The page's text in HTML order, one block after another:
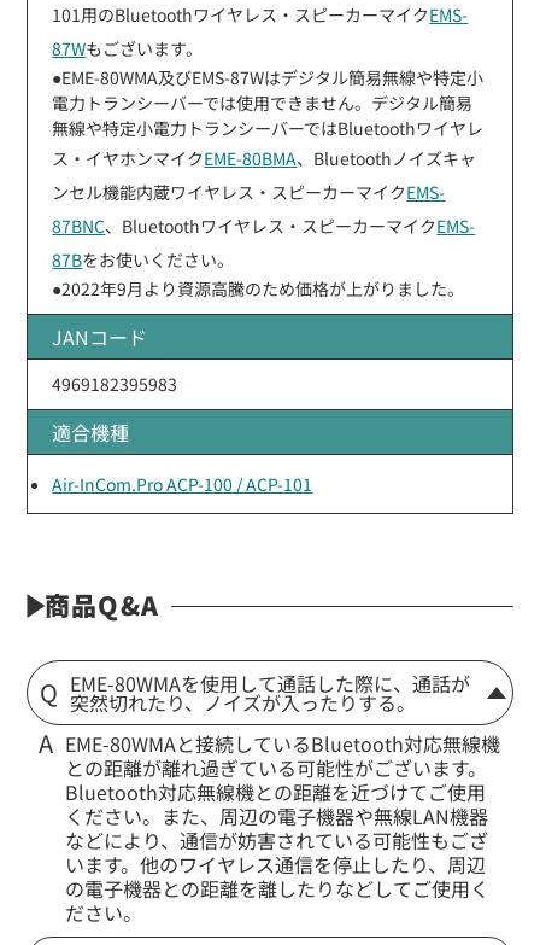
101用のBluetoothワイヤレス・スピーカーマイクEMS-
87Wもございます。
●EME-80WMA及びEMS-87Wはデジタル簡易無線や特定小
電力トランシーバーでは使用できません。デジタル簡易
無線や特定小電力トランシーバーではBluetoothワイヤレ
ス・イヤホンマイクEME-80BMA、Bluetoothノイズキャ
ンセル機能内蔵ワイヤレス・スピーカーマイクEMS-
87BNC、Bluetoothワイヤレス・スピーカーマイクEMS-
87Bをお使いください。
●2022年9月より資源高騰のため価格が上がりました。
JANコード
4969182395983
適合機種
Air-InCom.Pro ACP-100 / ACP-101
商品Q&A
EME-80WMAを使用して通話した際に、通話が
突然切れたり、ノイズが入ったりする。
EME-80WMAと接続しているBluetooth対応無線機
との距離が離れ過ぎている可能性がございます。
Bluetooth対応無線機との距離を近づけてご使用
ください。また、周辺の電子機器や無線LAN機器
などにより、通信が妨害されている可能性もござ
います。他のワイヤレス通信を停止したり、周辺
の電子機器との距離を離したりなどしてご使用く
ださい。